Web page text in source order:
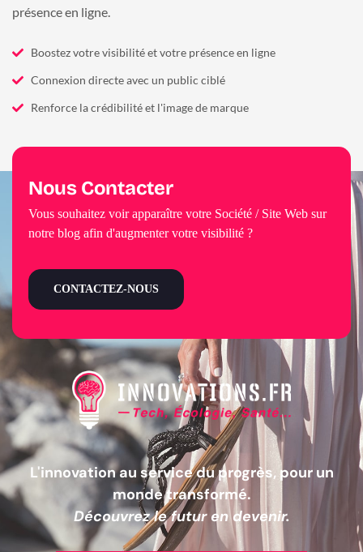
présence en ligne.
Boostez votre visibilité et votre présence en ligne
Connexion directe avec un public ciblé
Renforce la crédibilité et l'image de marque
L'innovation au service du progrès, pour un
monde transformé.
Découvrez le futur en devenir.
Nous Contacter
Vous souhaitez voir apparaître votre Société / Site Web sur
notre blog afin d'augmenter votre visibilité ?
CONTACTEZ-NOUS